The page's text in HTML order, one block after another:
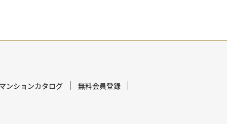
ンションカタログ 無料会員登録